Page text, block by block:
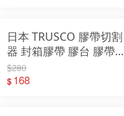
日本 TRUSCO 膠帶切割
器 封箱膠帶 膠台 膠帶台
膠帶 切割器 封箱器 膠帶
切台 封箱切台
$280
$168